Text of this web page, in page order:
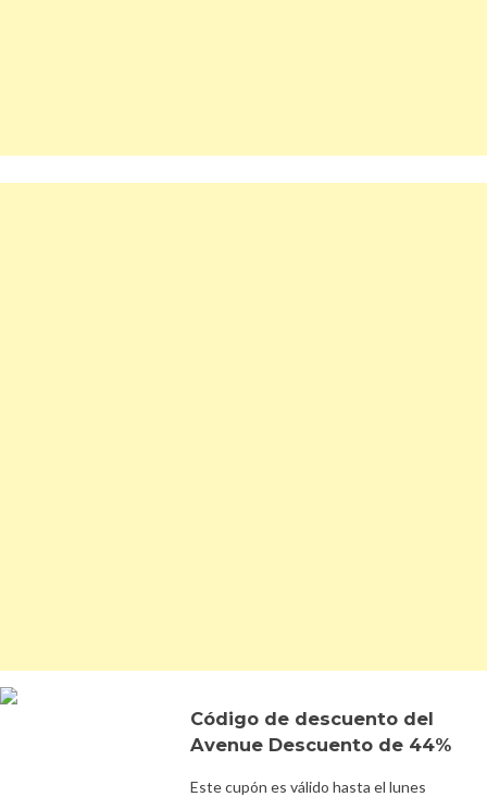
Código de descuento del
Avenue Descuento de 44%
Este cupón es válido hasta el lunes